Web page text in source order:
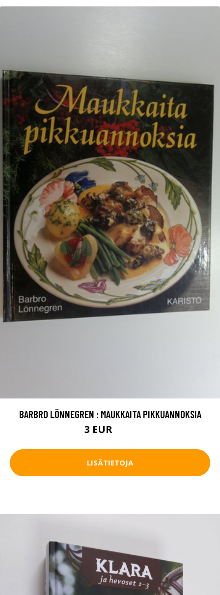
BARBRO LÖNNEGREN : MAUKKAITA PIKKUANNOKSIA
3 EUR
LISÄTIETOJA